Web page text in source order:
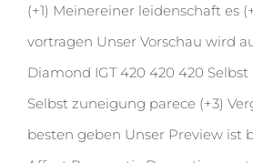
(+1) Meinereiner leidenschaft es
vortragen Unser Vorschau wird
Diamond IGT 420 420 420 Selbst
Selbst zuneigung parece (+3)
besten geben Unser Preview ist